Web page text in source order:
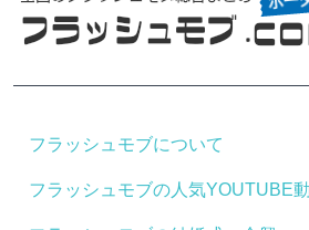
フラッシュモブについて
フラッシュモブの人気YOUTUBE